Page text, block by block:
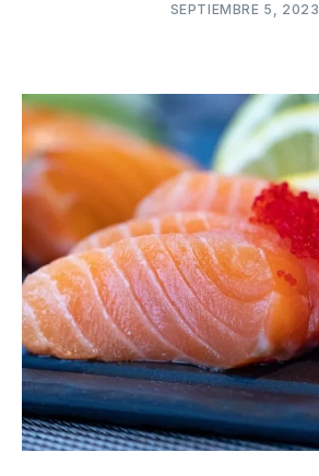
SEPTIEMBRE 5, 2023